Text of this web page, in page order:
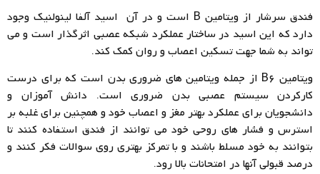
فندق سرشار از ویتامین B است و در آن اسید آلفا لینولنیک وجود
دارد که این اسید در ساختار عملکرد شبکه عصبی اثرگذار است و می
تواند به شما جهت تسکین اعصاب و روان کمک کند.
ویتامین B6 از جمله ویتامین های ضروری بدن است که برای درست
کارکردن سیستم عصبی بدن ضروری است. دانش آموزان و
دانشجویان برای عملکرد بهتر مغز و اعصاب خود و همچنین برای غلبه بر
استرس و فشار های روحی خود می توانند از فندق استفاده کنند تا
بتوانند به خود مسلط باشند و با تمرکز بهتری روی سوالات فکر کنند و
درصد قبولی آنها در امتحانات بالا رود.